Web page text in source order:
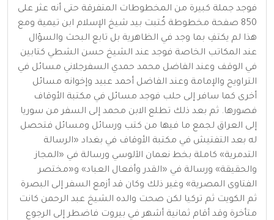
فوجد جملة كبيرة من المخطوطات المتفرقة حتى أنه عثر على
850 صفحة مخطوطة كُتبت بيد شيخ الإسلام ابن تيمية ومع
هذا لم يكتفِ بما وجد في الظاهرية بل تابع البحث والسؤال
عند المكاتب الخاصة فوجد عند الشيخ حسن الشطي كتابين
في الوقف وعند الفاضل محمد حمدي السفرجلاني مسائل في
التراويح والإمامة وعند الفاضل أحمد عبيد وإخوانه مسائل
أخرى كما سافر إلى حلب فوجد مسائل في مكتبة الأوقاف
فصورها. ثم بعد ذلك تطلع الابن محمد إلى السفر من سوريا
إلى العراق لجمع ما فيها من كتب ورسائل ومسائل فتحصل
له بعد التفتيش في مكتبة الأوقاف في بغداد «الرسالة
التدمرية» كاملة بخط نعمان الآلوسي ورسالة في «المجاز
والحقيقة» ورسالة في «القدر وأفعال العباد» و«مختصر
الفتاوى المصرية» وغير ذلك وكان قد أزمع السفر إلى البصرة
ثم الكويت ثم تركيا لكن صحت والده الشيخ عبد الرحمن كانت
متأخرة وقد أقام ثمانية أشهر في بيروت فاضطر إلى الرجوع